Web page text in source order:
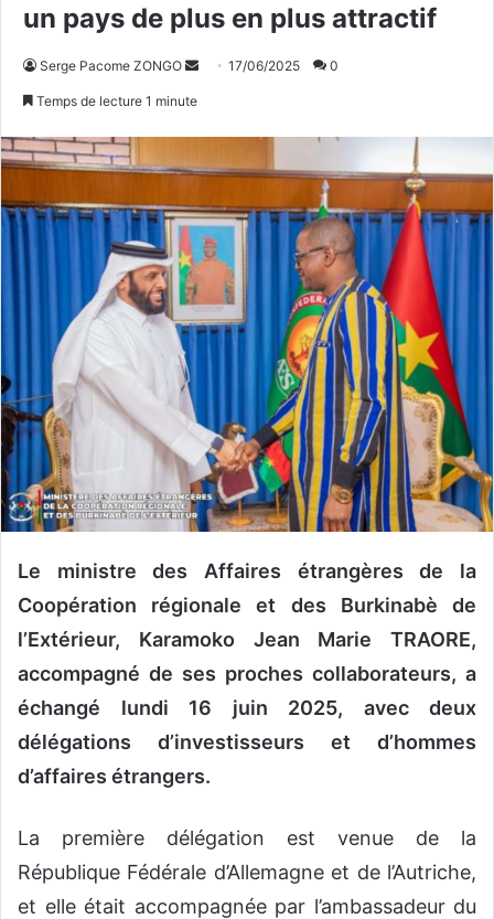
un pays de plus en plus attractif
Serge Pacome ZONGO
y
r
u
c
o
e
l
17/06/2025 0
Temps de lecture 1 minute
Le ministre des Affaires étrangères de la
Coopération régionale et des Burkinabè de
l’Extérieur, Karamoko Jean Marie TRAORE,
accompagné de ses proches collaborateurs, a
échangé lundi 16 juin 2025, avec deux
délégations d’investisseurs et d’hommes
d’affaires étrangers.
La première délégation est venue de la
République Fédérale d’Allemagne et de l’Autriche,
et elle était accompagnée par l’ambassadeur du